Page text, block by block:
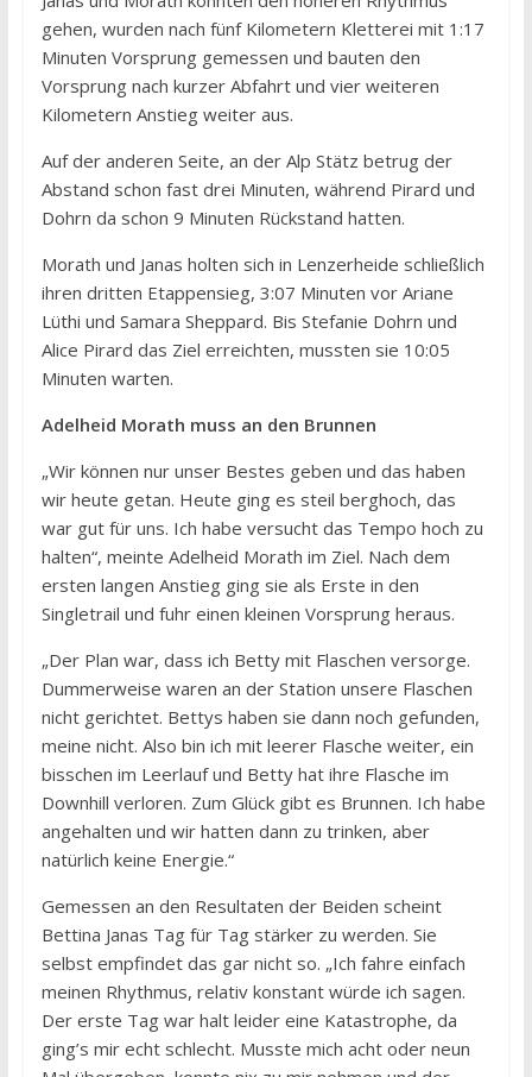
gehen, wurden nach fünf Kilometern Kletterei mit 1:17
Minuten Vorsprung gemessen und bauten den
Vorsprung nach kurzer Abfahrt und vier weiteren
Kilometern Anstieg weiter aus.
Auf der anderen Seite, an der Alp Stätz betrug der
Abstand schon fast drei Minuten, während Pirard und
Dohrn da schon 9 Minuten Rückstand hatten.
Morath und Janas holten sich in Lenzerheide schließlich
ihren dritten Etappensieg, 3:07 Minuten vor Ariane
Lüthi und Samara Sheppard. Bis Stefanie Dohrn und
Alice Pirard das Ziel erreichten, mussten sie 10:05
Minuten warten.
Adelheid Morath muss an den Brunnen
„Wir können nur unser Bestes geben und das haben
wir heute getan. Heute ging es steil berghoch, das
war gut für uns. Ich habe versucht das Tempo hoch zu
halten“, meinte Adelheid Morath im Ziel. Nach dem
ersten langen Anstieg ging sie als Erste in den
Singletrail und fuhr einen kleinen Vorsprung heraus.
„Der Plan war, dass ich Betty mit Flaschen versorge.
Dummerweise waren an der Station unsere Flaschen
nicht gerichtet. Bettys haben sie dann noch gefunden,
meine nicht. Also bin ich mit leerer Flasche weiter, ein
bisschen im Leerlauf und Betty hat ihre Flasche im
Downhill verloren. Zum Glück gibt es Brunnen. Ich habe
angehalten und wir hatten dann zu trinken, aber
natürlich keine Energie.“
Gemessen an den Resultaten der Beiden scheint
Bettina Janas Tag für Tag stärker zu werden. Sie
selbst empfindet das gar nicht so. „Ich fahre einfach
meinen Rhythmus, relativ konstant würde ich sagen.
Der erste Tag war halt leider eine Katastrophe, da
ging’s mir echt schlecht. Musste mich acht oder neun